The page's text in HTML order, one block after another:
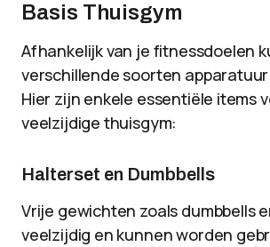
Basis Thuisgym
Afhankelijk van je fitnessdoelen
verschillende soorten
Hier zijn enkele essentiële items
veelzijdige thuisgym:
Halterset en Dumbbells
Vrije gewichten zoals dumbbells
veelzijdig en kunnen worden